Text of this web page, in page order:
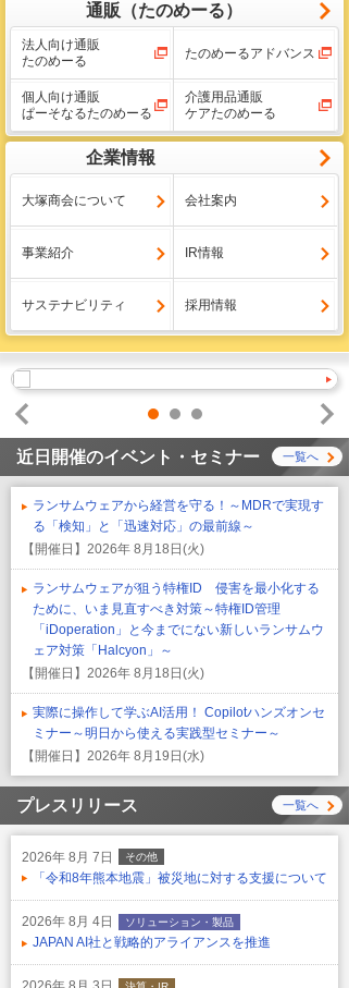
通販（たのめーる）
法人向け通販
たのめーる
たのめーるアドバンス
個人向け通販
ぱーそなるたのめーる
介護用品通販
ケアたのめーる
企業情報
大塚商会について 会社案内
事業紹介 IR情報
サステナビリティ 採用情報
1 2
3
Prev
Next
近日開催のイベント・セミナー 一覧へ
ランサムウェアから経営を守る！～MDRで実現す
る「検知」と「迅速対応」の最前線～
【開催日】 2026年 8月18日(火)
ランサムウェアが狙う特権ID 侵害を最小化する
ために、いま見直すべき対策～特権ID管理
「iDoperation」と今までにない新しいランサムウ
ェア対策「Halcyon」～
【開催日】 2026年 8月18日(火)
実際に操作して学ぶAI活用！ Copilotハンズオンセ
ミナー～明日から使える実践型セミナー～
【開催日】 2026年 8月19日(水)
プレスリリース 一覧へ
2026年 8月 7日 その他
「令和8年熊本地震」被災地に対する支援について
2026年 8月 4日 ソリューション・製品
JAPAN AI社と戦略的アライアンスを推進